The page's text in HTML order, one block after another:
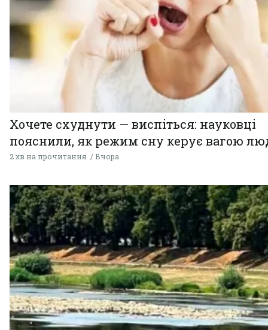
Хочете схуднути — виспіться: науковці
пояснили, як режим сну керує вагою
2 хв на прочитання Вчора